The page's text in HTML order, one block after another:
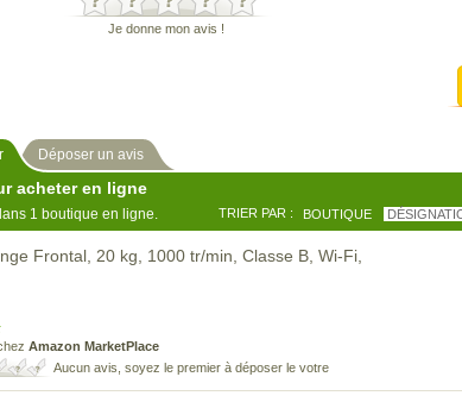
Je donne mon avis !
Déposer un avis
acheter en ligne
1 boutique en ligne. TRIER PAR : BOUTIQUE
Frontal, 20 kg, 1000 tr/min, Classe B, Wi-Fi,
Amazon MarketPlace
Aucun avis, soyez le premier à déposer le votre